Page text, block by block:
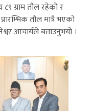
ग्राम तौल रहेको र
तौल मात्रै भएको
आचार्यले बताउनुभयो ।